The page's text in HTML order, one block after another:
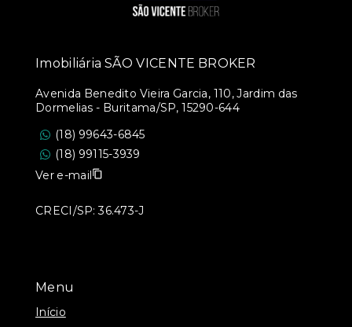
Menu
Início
Imobiliária SÃO VICENTE BROKER
Avenida Benedito Vieira Garcia, 110, Jardim das
Dormelias - Buritama/SP, 15290-644
(18) 99643-6845
(18) 99115-3939
Ver e-mail
CRECI/SP: 36.473-J